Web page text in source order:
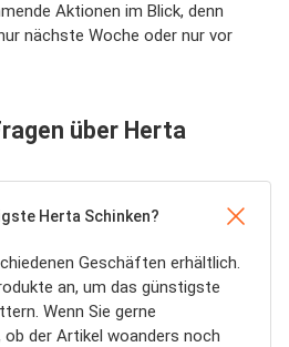
Aktionen im Blick, denn
nächste Woche oder nur vor
über Herta
Herta Schinken?
Geschäften erhältlich.
an, um das günstigste
Wenn Sie gerne
der Artikel woanders noch